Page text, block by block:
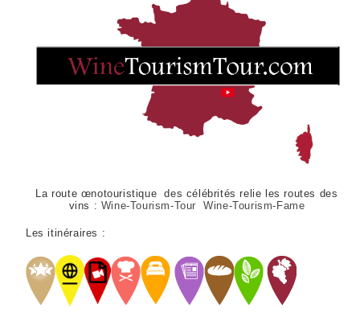
La route œnotouristique des célébrités relie les routes des
vins : Wine-Tourism-Tour Wine-Tourism-Fame
Les itinéraires :